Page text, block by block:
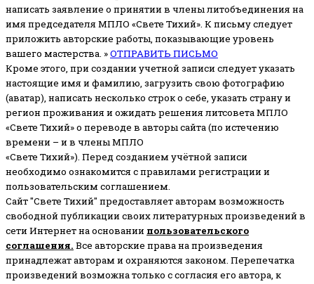
написать заявление о принятии в члены литобъединения на
имя председателя МПЛО «Свете Тихий». К письму следует
приложить авторские работы, показывающие уровень
вашего мастерства. »ОТПРАВИТЬ ПИСЬМО
Кроме этого, при создании учетной записи следует указать
настоящие имя и фамилию, загрузить свою фотографию
(аватар), написать несколько строк о себе, указать страну и
регион проживания и ожидать решения литсовета МПЛО
«Свете Тихий» о переводе в авторы сайта (по истечению
времени – и в члены МПЛО
«Свете Тихий»). Перед созданием учётной записи
необходимо ознакомится с правилами регистрации и
пользовательским соглашением.
Сайт "Свете Тихий" предоставляет авторам возможность
свободной публикации своих литературных произведений в
сети Интернет на основании пользовательского
соглашения. Все авторские права на произведения
принадлежат авторам и охраняются законом. Перепечатка
произведений возможна только с согласия его автора, к